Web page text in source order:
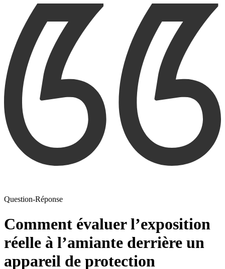
Question-Réponse
Comment évaluer l’exposition
réelle à l’amiante derrière un
appareil de protection